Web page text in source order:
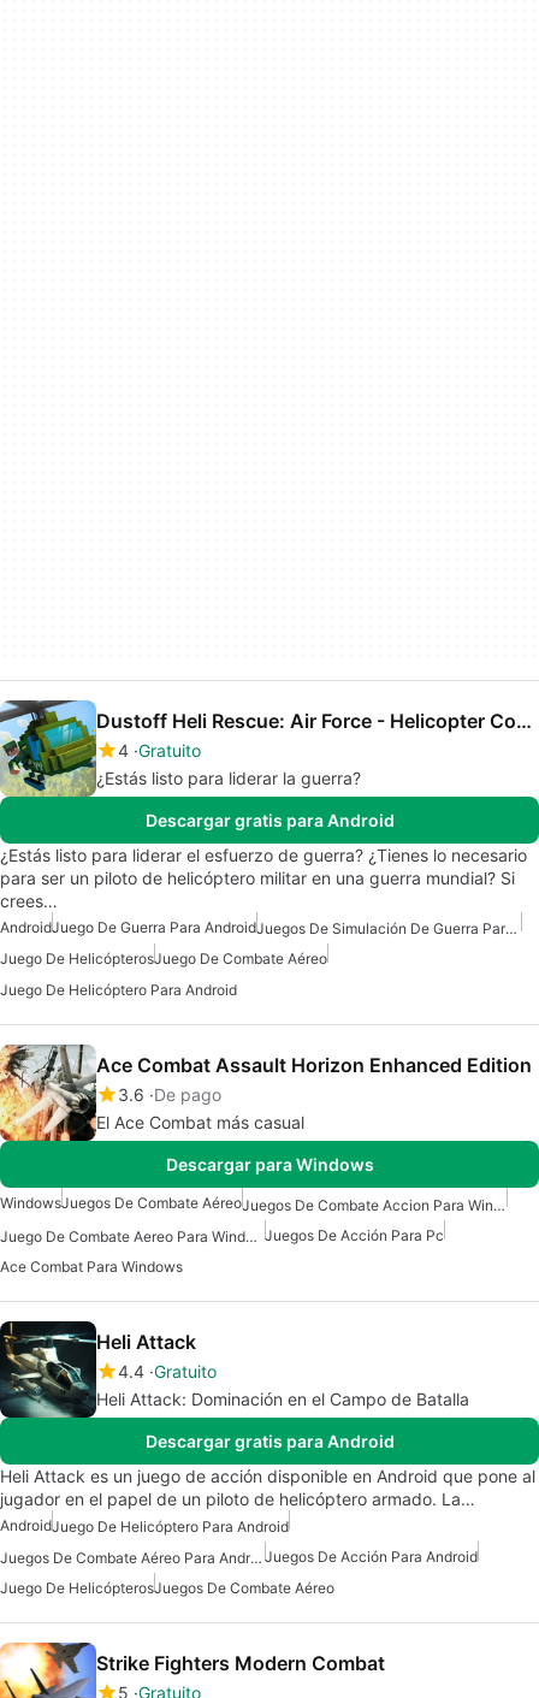
Dustoff Heli Rescue: Air Force - Helicopter Combat
4 Gratuito
¿Estás listo para liderar la guerra?
Descargar gratis para Android
¿Estás listo para liderar el esfuerzo de guerra? ¿Tienes lo necesario
para ser un piloto de helicóptero militar en una guerra mundial? Si
crees…
AndroidJuego De Guerra Para Android
Juegos De Simulación De Guerra Para Android
Juego De HelicópterosJuego De Combate Aéreo
Juego De Helicóptero Para Android
Ace Combat Assault Horizon Enhanced Edition
3.6 De pago
El Ace Combat más casual
Descargar para Windows
WindowsJuegos De Combate Aéreo
Juegos De Combate Accion Para Windows 7
Juego De Combate Aereo Para Windows 7 Juegos De Acción Para Pc
Ace Combat Para Windows
Heli Attack
4.4 Gratuito
Heli Attack: Dominación en el Campo de Batalla
Descargar gratis para Android
Heli Attack es un juego de acción disponible en Android que pone al
jugador en el papel de un piloto de helicóptero armado. La…
AndroidJuego De Helicóptero Para Android
Juegos De Combate Aéreo Para Android Juegos De Acción Para Android
Juego De HelicópterosJuegos De Combate Aéreo
Strike Fighters Modern Combat
5 Gratuito